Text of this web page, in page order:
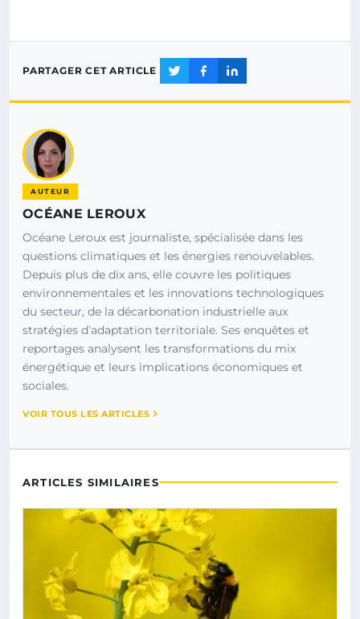
PARTAGER CET ARTICLE
AUTEUR
OCÉANE LEROUX
Océane Leroux est journaliste, spécialisée dans les
questions climatiques et les énergies renouvelables.
Depuis plus de dix ans, elle couvre les politiques
environnementales et les innovations technologiques
du secteur, de la décarbonation industrielle aux
stratégies d’adaptation territoriale. Ses enquêtes et
reportages analysent les transformations du mix
énergétique et leurs implications économiques et
sociales.
VOIR TOUS LES ARTICLES
ARTICLES SIMILAIRES